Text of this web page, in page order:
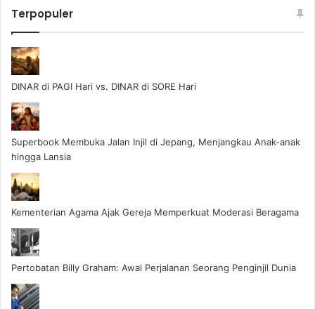
Terpopuler
DINAR di PAGI Hari vs. DINAR di SORE Hari
Superbook Membuka Jalan Injil di Jepang, Menjangkau Anak-anak
hingga Lansia
Kementerian Agama Ajak Gereja Memperkuat Moderasi Beragama
Pertobatan Billy Graham: Awal Perjalanan Seorang Penginjil Dunia